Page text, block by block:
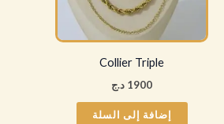
Collier Triple
1900 د.ج
إضافة إلى السلة